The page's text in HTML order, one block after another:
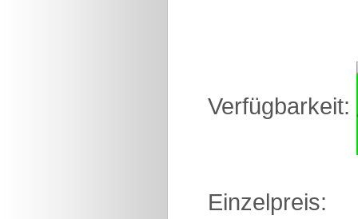
Verfügbarkeit:
Einzelpreis: